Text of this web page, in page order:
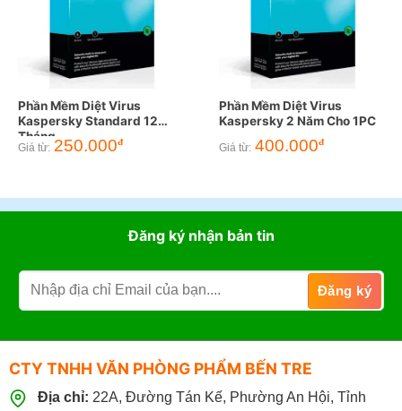
Phần Mềm Diệt Virus
Kaspersky Standard 12
Tháng
Giá từ: 250.000đ
Phần Mềm Diệt Virus
Kaspersky 2 Năm Cho 1PC
Giá từ: 400.000đ
Đăng ký nhận bản tin
CTY TNHH VĂN PHÒNG PHẨM BẾN TRE
Địa chỉ: 22A, Đường Tán Kế, Phường An Hội, Tỉnh